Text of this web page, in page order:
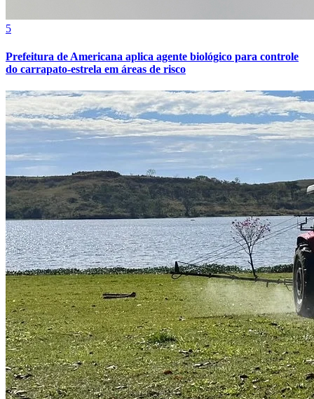
Bahia
Fortaleza
5
Prefeitura de Americana aplica agente biológico para controle
do carrapato-estrela em áreas de risco